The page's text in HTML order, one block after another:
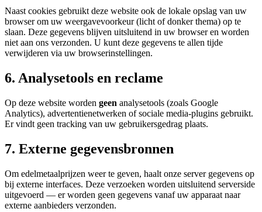
Naast cookies gebruikt deze website ook de lokale opslag van uw
browser om uw weergavevoorkeur (licht of donker thema) op te
slaan. Deze gegevens blijven uitsluitend in uw browser en worden
niet aan ons verzonden. U kunt deze gegevens te allen tijde
verwijderen via uw browserinstellingen.
6. Analysetools en reclame
Op deze website worden geen analysetools (zoals Google
Analytics), advertentienetwerken of sociale media-plugins gebruikt.
Er vindt geen tracking van uw gebruikersgedrag plaats.
7. Externe gegevensbronnen
Om edelmetaalprijzen weer te geven, haalt onze server gegevens op
bij externe interfaces. Deze verzoeken worden uitsluitend serverside
uitgevoerd — er worden geen gegevens vanaf uw apparaat naar
externe aanbieders verzonden.